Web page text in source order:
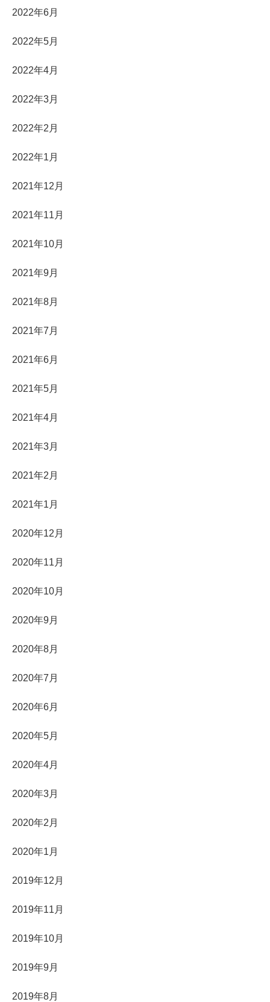
2022年6月
2022年5月
2022年4月
2022年3月
2022年2月
2022年1月
2021年12月
2021年11月
2021年10月
2021年9月
2021年8月
2021年7月
2021年6月
2021年5月
2021年4月
2021年3月
2021年2月
2021年1月
2020年12月
2020年11月
2020年10月
2020年9月
2020年8月
2020年7月
2020年6月
2020年5月
2020年4月
2020年3月
2020年2月
2020年1月
2019年12月
2019年11月
2019年10月
2019年9月
2019年8月